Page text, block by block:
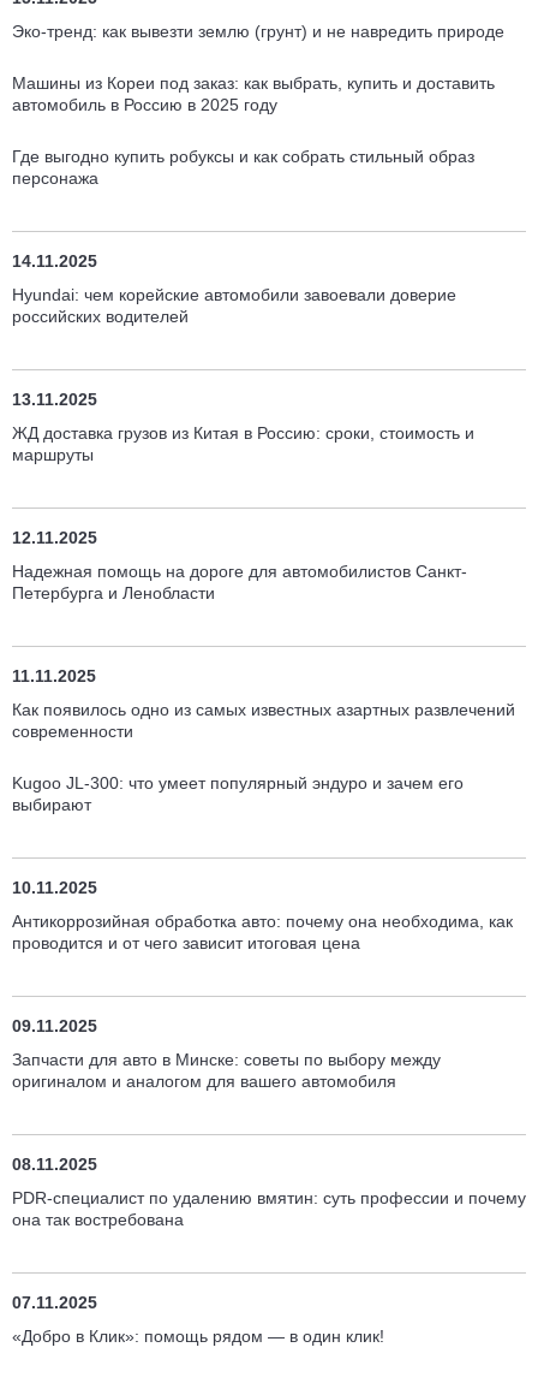
Эко-тренд: как вывезти землю (грунт) и не навредить природе
Машины из Кореи под заказ: как выбрать, купить и доставить
автомобиль в Россию в 2025 году
Где выгодно купить робуксы и как собрать стильный образ
персонажа
14.11.2025
Hyundai: чем корейские автомобили завоевали доверие
российских водителей
13.11.2025
ЖД доставка грузов из Китая в Россию: сроки, стоимость и
маршруты
12.11.2025
Надежная помощь на дороге для автомобилистов Санкт-
Петербурга и Ленобласти
11.11.2025
Как появилось одно из самых известных азартных развлечений
современности
Kugoo JL-300: что умеет популярный эндуро и зачем его
выбирают
10.11.2025
Антикоррозийная обработка авто: почему она необходима, как
проводится и от чего зависит итоговая цена
09.11.2025
Запчасти для авто в Минске: советы по выбору между
оригиналом и аналогом для вашего автомобиля
08.11.2025
PDR-специалист по удалению вмятин: суть профессии и почему
она так востребована
07.11.2025
«Добро в Клик»: помощь рядом — в один клик!